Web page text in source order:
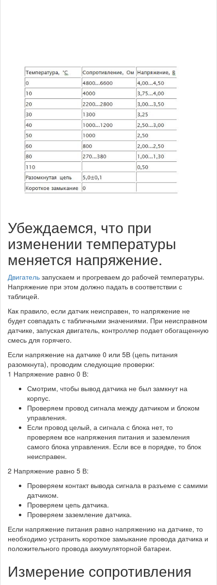
Убеждаемся, что при
изменении температуры
меняется напряжение.
Двигатель запускаем и прогреваем до рабочей температуры.
Напряжение при этом должно падать в соответствии с
таблицей.
Как правило, если датчик неисправен, то напряжение не
будет совпадать с табличными значениями. При неисправном
датчике, запуская двигатель, контроллер подает обогащенную
смесь для горячего.
Если напряжение на датчике 0 или 5В (цепь питания
разомкнута), проводим следующие проверки:
1 Напряжение равно 0 В:
Смотрим, чтобы вывод датчика не был замкнут на
корпус.
Проверяем провод сигнала между датчиком и блоком
управления.
Если провод целый, а сигнала с блока нет, то
проверяем все напряжения питания и заземления
самого блока управления. Если все в порядке, то блок
неисправен.
2 Напряжение равно 5 В:
Проверяем контакт вывода сигнала в разъеме с самими
датчиком.
Проверяем цепь датчика.
Проверяем заземление датчика.
Если напряжение питания равно напряжению на датчике, то
необходимо устранить короткое замыкание провода датчика и
положительного провода аккумуляторной батареи.
Измерение сопротивления